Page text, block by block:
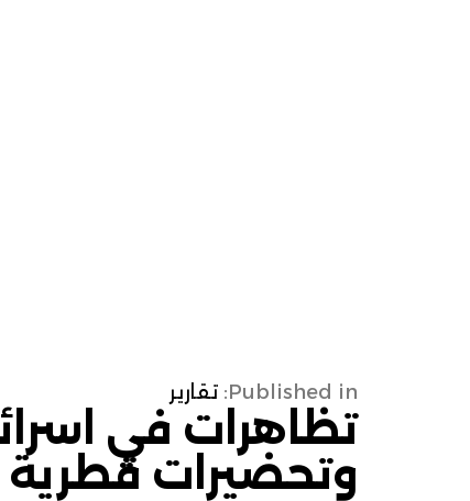
Published in: تقارير
تظاهرات في
وتحضيرات قطرية